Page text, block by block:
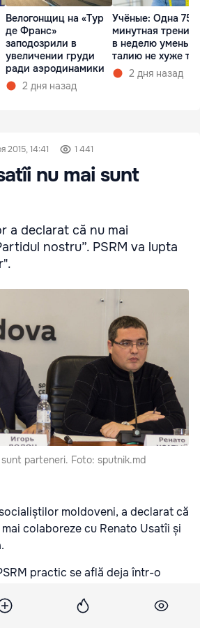
Велогонщиц на «Тур
де Франс»
заподозрили в
увеличении груди
ради аэродинамики
2 дня назад
Учёные: Одна 75-
минутная
в неделю
талию не хуже
2 дня назад
2015, 14:41 1 441
nu mai sunt
a declarat că nu mai
nostru”. PSRM va lupta
parteneri. Foto: sputnik.md
moldoveni, a declarat că
colaboreze cu Renato Usatîi și
practic se află deja într-o
practic, împotriva tuturor. Spre